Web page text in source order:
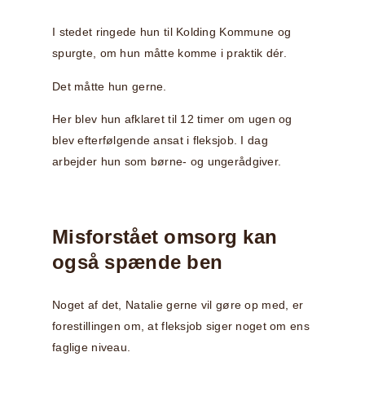
I stedet ringede hun til Kolding Kommune og
spurgte, om hun måtte komme i praktik dér.
Det måtte hun gerne.
Her blev hun afklaret til 12 timer om ugen og
blev efterfølgende ansat i fleksjob. I dag
arbejder hun som børne- og ungerådgiver.
Misforstået omsorg kan
også spænde ben
Noget af det, Natalie gerne vil gøre op med, er
forestillingen om, at fleksjob siger noget om ens
faglige niveau.